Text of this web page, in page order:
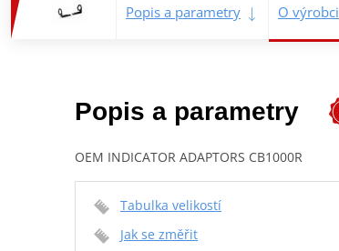
Popis a parametry O výrobci
Popis a parametry
OEM INDICATOR ADAPTORS CB1000R
Tabulka velikostí
Jak se změřit